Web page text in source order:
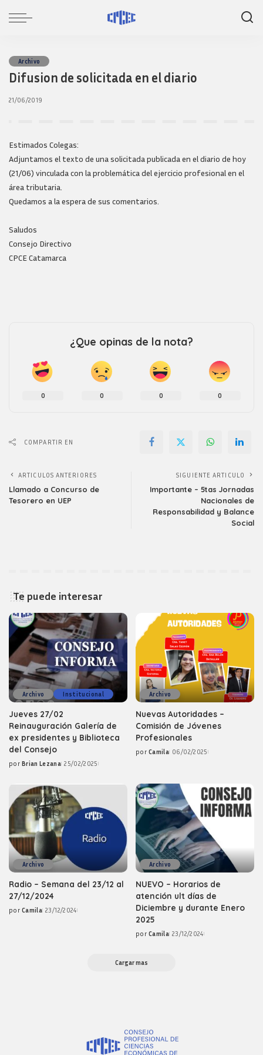
Archivo
Difusion de solicitada en el diario
21/06/2019
Estimados Colegas:
Adjuntamos el texto de una solicitada publicada en el diario de hoy
(21/06) vinculada con la problemática del ejercicio profesional en el
área tributaria.
Quedamos a la espera de sus comentarios.
Saludos
Consejo Directivo
CPCE Catamarca
¿Que opinas de la nota?
0 0 0 0
COMPARTIR EN
ARTICULOS ANTERIORES
Llamado a Concurso de
Tesorero en UEP
SIGUIENTE ARTICULO
Importante – 5tas Jornadas
Nacionales de
Responsabilidad y Balance
Social
Te puede interesar
Archivo Institucional
Jueves 27/02
Reinauguración Galería de
ex presidentes y Biblioteca
del Consejo
Posted
por Brian Lezana 25/02/2025
Archivo
Nuevas Autoridades –
Comisión de Jóvenes
Profesionales
Posted
por Camila 06/02/2025
Archivo
Radio – Semana del 23/12 al
27/12/2024
Posted
por Camila 23/12/2024
Archivo
NUEVO – Horarios de
atención ult días de
Diciembre y durante Enero
2025
Posted
por Camila 23/12/2024
Cargar mas